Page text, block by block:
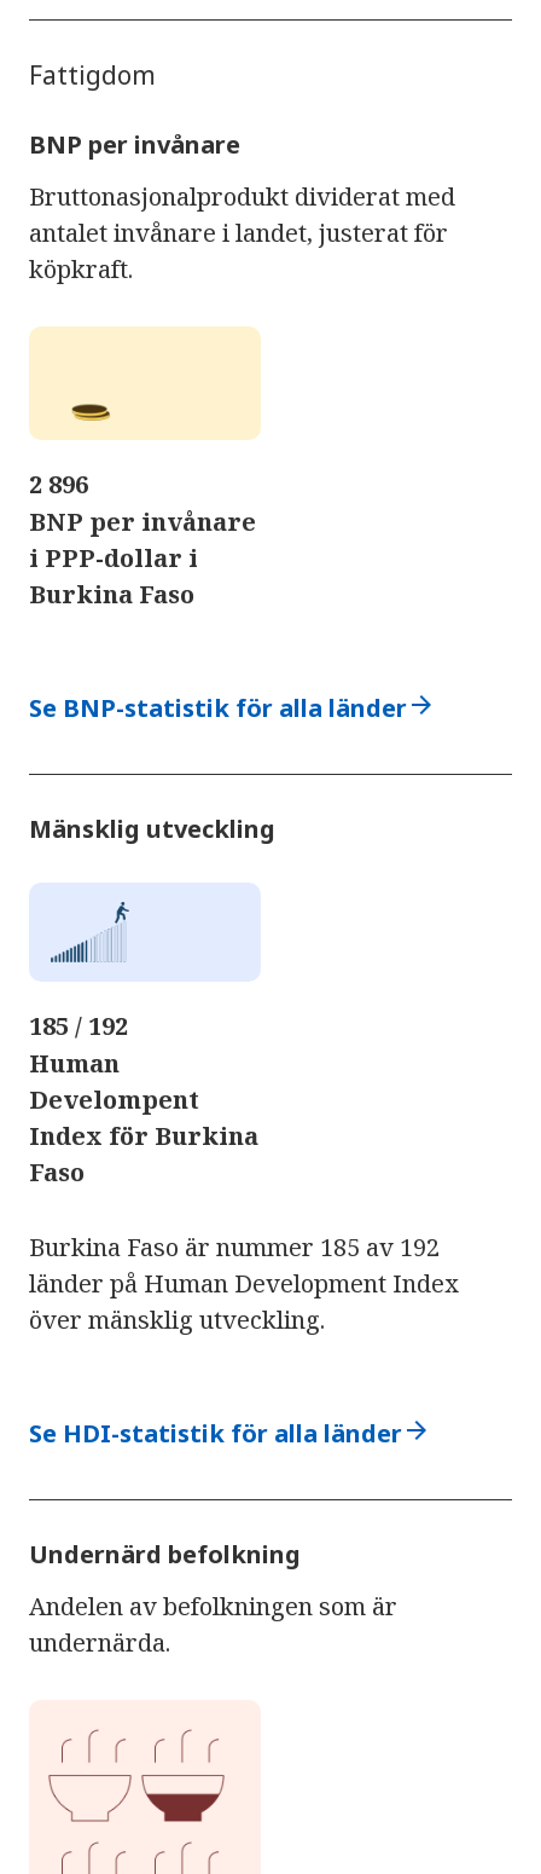
Fattigdom
BNP per invånare
Bruttonasjonalprodukt dividerat med
antalet invånare i landet, justerat för
köpkraft.
2 896
BNP per invånare
i PPP-dollar i
Burkina Faso
Se BNP-statistik för alla länderarrow_forward
Mänsklig utveckling
185 / 192
Human
Develompent
Index för Burkina
Faso
Burkina Faso är nummer 185 av 192
länder på Human Development Index
över mänsklig utveckling.
Se HDI-statistik för alla länderarrow_forward
Undernärd befolkning
Andelen av befolkningen som är
undernärda.